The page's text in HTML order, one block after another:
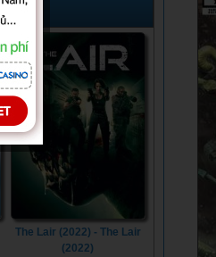
The Lair (2022) - The Lair
(2022)